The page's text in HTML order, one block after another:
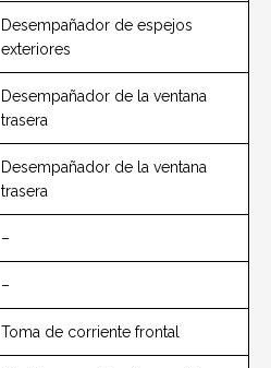
Desempañador de espejos
exteriores
Desempañador de la ventana
trasera
Desempañador de la ventana
trasera
–
–
Toma de corriente frontal